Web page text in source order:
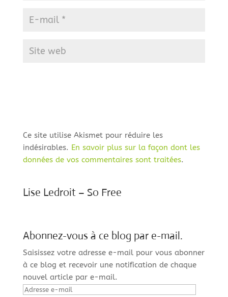
Ce site utilise Akismet pour réduire les
indésirables. En savoir plus sur la façon dont les
données de vos commentaires sont traitées.
Lise Ledroit – So Free
Abonnez-vous à ce blog par e-mail.
Saisissez votre adresse e-mail pour vous abonner
à ce blog et recevoir une notification de chaque
nouvel article par e-mail.
Adresse